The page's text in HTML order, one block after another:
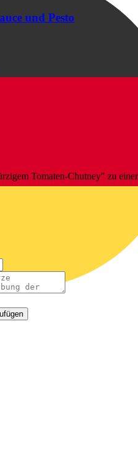
und Pesto
Tomaten-Chutney" zu einer